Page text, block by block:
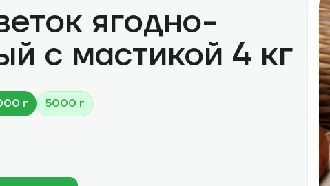
ягодно-
с мастикой 4 кг
г 5000 г